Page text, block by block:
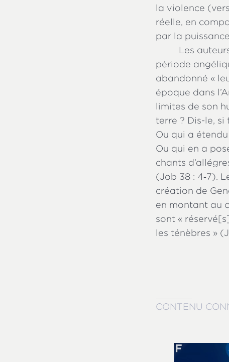
la violence
réelle, en
par la
Les
période
abandonné «
époque dans
limites de son
terre ? Dis-le, si
Ou qui a
Ou qui en a
chants
(Job 38 : 4‑7).
création de
en montant au
sont «
les ténèbres »
CONTENU